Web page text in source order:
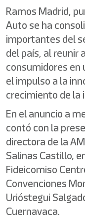
Ramos Madrid,
Auto se ha
importantes del
del país, al reunir
consumidores en
el impulso a la
crecimiento de
En el anuncio a
contó con la
directora de la
Salinas Castillo,
Fideicomiso
Convenciones
Urióstegui
Cuernavaca.